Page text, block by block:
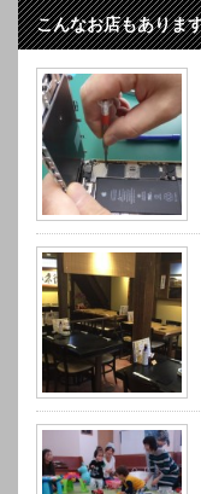
こんなお店もありま